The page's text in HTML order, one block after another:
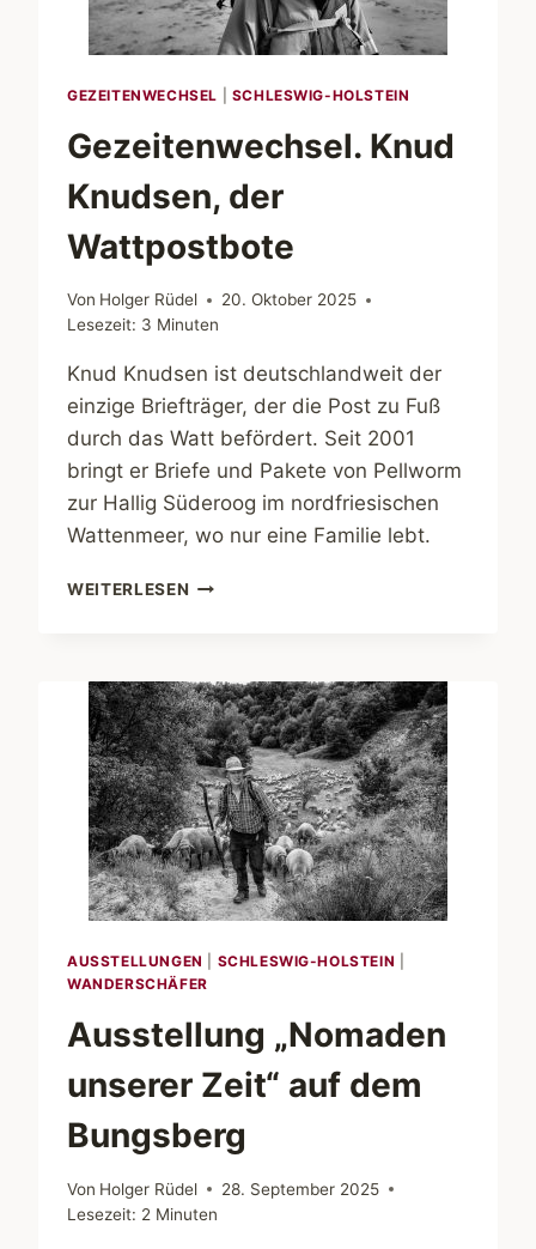
GEZEITENWECHSEL SCHLESWIG-HOLSTEIN
Gezeitenwechsel. Knud
Knudsen, der
Wattpostbote
Von Holger Rüdel
20. Oktober 2025
Lesezeit: 3 Minuten
Knud Knudsen ist deutschlandweit der
einzige Briefträger, der die Post zu Fuß
durch das Watt befördert. Seit 2001
bringt er Briefe und Pakete von Pellworm
zur Hallig Süderoog im nordfriesischen
Wattenmeer, wo nur eine Familie lebt.
WEITERLESEN GEZEITENWECHSEL.
WATTPOSTBOTE
AUSSTELLUNGEN SCHLESWIG-HOLSTEIN
WANDERSCHÄFER
Ausstellung „Nomaden
unserer Zeit“ auf dem
Bungsberg
Von Holger Rüdel
28. September 2025
Lesezeit: 2 Minuten